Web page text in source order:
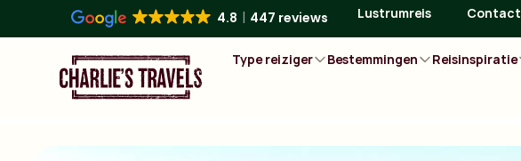
4.8 447 reviews Lustrumreis Contact
Type reiziger Bestemmingen Reisinspiratie